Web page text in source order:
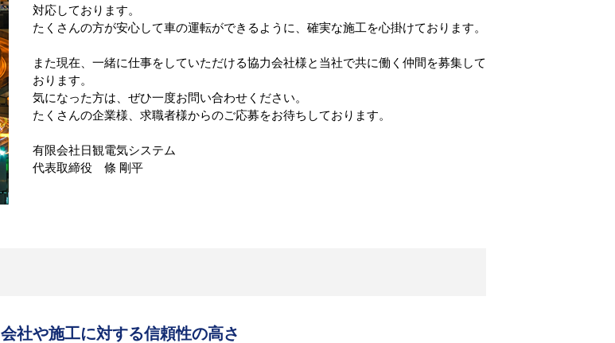
対応しております。
たくさんの方が安心して車の運転ができるように、確実な施工を心掛けております。
また現在、一緒に仕事をしていただける協力会社様と当社で共に働く仲間を募集して
おります。
気になった方は、ぜひ一度お問い合わせください。
たくさんの企業様、求職者様からのご応募をお待ちしております。
有限会社日観電気システム
代表取締役 條 剛平
会社や施工に対する信頼性の高さ